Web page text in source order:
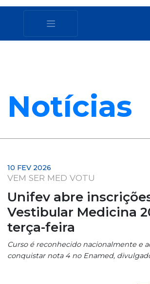
Notícias
10 FEV 2026
VEM SER MED VOTU
Unifev abre
Vestibular Medicina
terça-feira
Curso é reconhecido nacionalmente e
conquistar nota 4 no Enamed,